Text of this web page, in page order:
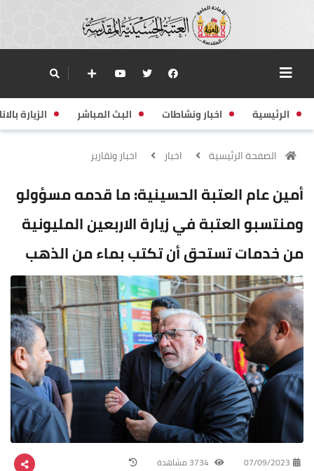
الرئيسية اخبار ونشاطات البث المباشر الزيارة
الصفحة الرئيسية اخبار اخبار وتقارير
أمين عام العتبة الحسينية: ما قدمه مسؤولو
ومنتسبو العتبة في زيارة الاربعين المليونية
من خدمات تستحق أن تكتب بماء من الذهب
07/09/2023